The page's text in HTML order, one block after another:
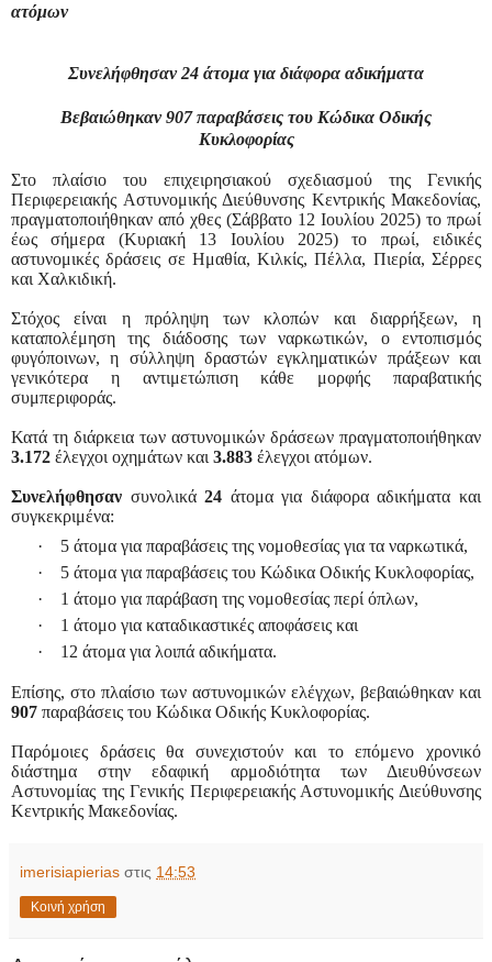
ατόμων
Συνελήφθησαν 24 άτομα για διάφορα αδικήματα
Βεβαιώθηκαν 907 παραβάσεις του Κώδικα Οδικής
Κυκλοφορίας
Στο
πλαίσιο του επιχειρησιακού σχεδιασμού της Γενικής
Περιφερειακής Αστυνομικής Διεύθυνσης Κεντρικής Μακεδονίας,
πραγματοποιήθηκαν από χθες (Σάββατο 12 Ιουλίου 2025) το πρωί
έως σήμερα (Κυριακή 13 Ιουλίου 2025) το πρωί, ειδικές
αστυνομικές δράσεις σε Ημαθία, Κιλκίς, Πέλλα, Πιερία, Σέρρες
και Χαλκιδική.
Στόχος είναι η πρόληψη των κλοπών και διαρρήξεων, η
καταπολέμηση της διάδοσης των ναρκωτικών, ο εντοπισμός
φυγόποινων, η σύλληψη δραστών εγκληματικών πράξεων και
γενικότερα η αντιμετώπιση κάθε μορφής παραβατικής
συμπεριφοράς.
Κατά τη διάρκεια των αστυνομικών δράσεων πραγματοποιήθηκαν
3.172 έλεγχοι οχημάτων και 3.883 έλεγχοι ατόμων.
Συνελήφθησαν συνολικά24 άτομα για διάφορα αδικήματα και
συγκεκριμένα:
·
5 άτομα για παραβάσεις της νομοθεσίας για τα ναρκωτικά,
·
5 άτομα για παραβάσεις του Κώδικα Οδικής Κυκλοφορίας,
·
1 άτομο για παράβαση της νομοθεσίας περί όπλων,
·
1 άτομο για καταδικαστικές αποφάσεις και
·
12 άτομα για λοιπά αδικήματα.
Επίσης, στο πλαίσιο των αστυνομικών ελέγχων, βεβαιώθηκαν και
907 παραβάσεις του Κώδικα Οδικής Κυκλοφορίας.
Παρόμοιες δράσεις θα συνεχιστούνκαι το επόμενοχρονικό
διάστημα στην εδαφική αρμοδιότητα των Διευθύνσεων
Αστυνομίας τηςΓενικής ΠεριφερειακήςΑστυνομικής Διεύθυνσης
Κεντρικής Μακεδονίας.
imerisiapierias στις 14:53
Κοινή χρήση